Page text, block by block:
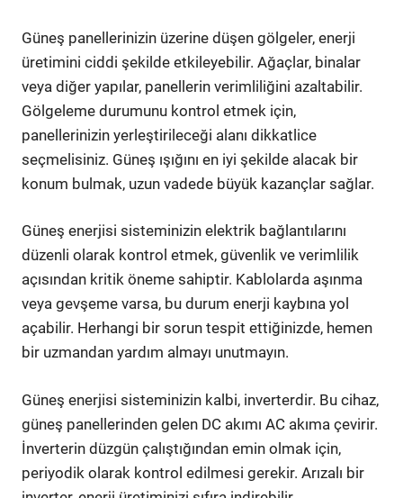
Güneş panellerinizin üzerine düşen gölgeler, enerji
üretimini ciddi şekilde etkileyebilir. Ağaçlar, binalar
veya diğer yapılar, panellerin verimliliğini azaltabilir.
Gölgeleme durumunu kontrol etmek için,
panellerinizin yerleştirileceği alanı dikkatlice
seçmelisiniz. Güneş ışığını en iyi şekilde alacak bir
konum bulmak, uzun vadede büyük kazançlar sağlar.
Güneş enerjisi sisteminizin elektrik bağlantılarını
düzenli olarak kontrol etmek, güvenlik ve verimlilik
açısından kritik öneme sahiptir. Kablolarda aşınma
veya gevşeme varsa, bu durum enerji kaybına yol
açabilir. Herhangi bir sorun tespit ettiğinizde, hemen
bir uzmandan yardım almayı unutmayın.
Güneş enerjisi sisteminizin kalbi, inverterdir. Bu cihaz,
güneş panellerinden gelen DC akımı AC akıma çevirir.
İnverterin düzgün çalıştığından emin olmak için,
periyodik olarak kontrol edilmesi gerekir. Arızalı bir